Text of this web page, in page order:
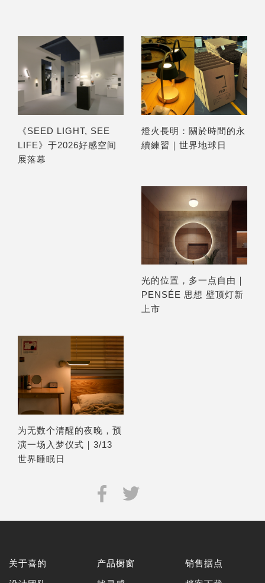
《SEED LIGHT, SEE
LIFE》于2026好感空间
展落幕
燈火長明：關於時間的永
續練習｜世界地球日
光的位置，多一点自由｜
PENSÉE 思想 壁顶灯新
上市
为无数个清醒的夜晚，预
演一场入梦仪式｜3/13
世界睡眠日
关于喜的 产品橱窗 销售据点